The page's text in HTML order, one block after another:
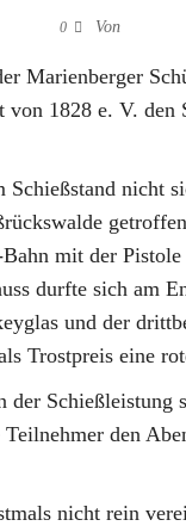
0 Von
Marienberger
1828 e. V.
Schießstand nicht
mit der
durfte sich am
und der
Trostpreis eine
der
den
nicht rein